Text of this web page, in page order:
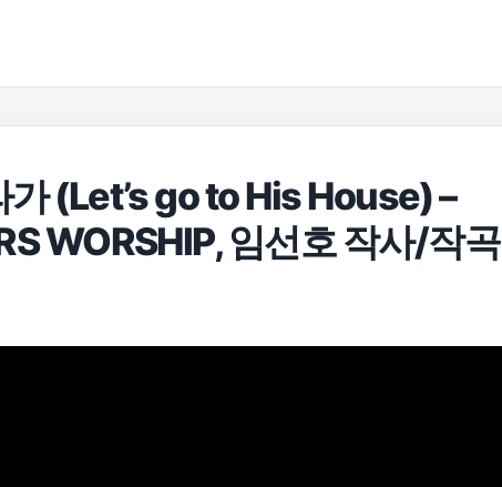
(Let’s go to His House) –
WORSHIP, 임선호 작사/작곡